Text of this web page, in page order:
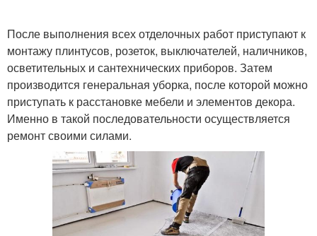
После выполнения всех отделочных работ приступают к
монтажу плинтусов, розеток, выключателей, наличников,
осветительных и сантехнических приборов. Затем
производится генеральная уборка, после которой можно
приступать к расстановке мебели и элементов декора.
Именно в такой последовательности осуществляется
ремонт своими силами.